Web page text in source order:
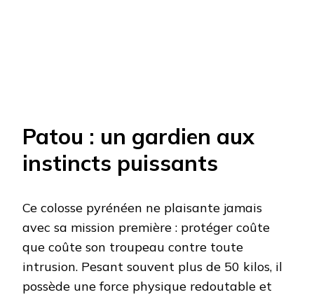
Patou : un gardien aux
instincts puissants
Ce colosse pyrénéen ne plaisante jamais
avec sa mission première : protéger coûte
que coûte son troupeau contre toute
intrusion. Pesant souvent plus de 50 kilos, il
possède une force physique redoutable et